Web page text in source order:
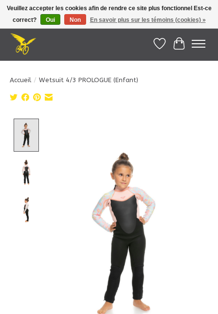
Le Pédalier | Îles de la Madeleine |info@lepedalier.com| 1-418-986-2965
Liste dePanier
Accueil / Wetsuit 4/3 PROLOGUE (Enfant)
Veuillez accepter les cookies afin de rendre ce site plus fonctionnel Est-ce
correct?
Oui Non En savoir plus sur les témoins (cookies) »